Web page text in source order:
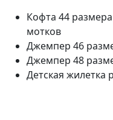
Кофта 44
мотков
Джемпер 46
Джемпер 48
Детская жилетка